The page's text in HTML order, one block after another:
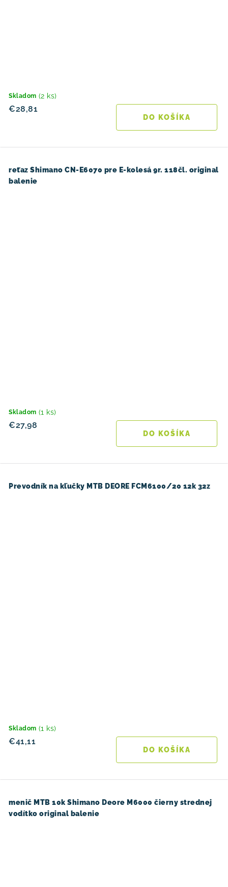
Skladom (2 ks)
€28,81
DO KOŠÍKA
reťaz Shimano CN-E6070 pre E-kolesá 9r. 118čl. original
balenie
Skladom (1 ks)
€27,98
DO KOŠÍKA
Prevodník na kľučky MTB DEORE FCM6100/20 12k 32z
Skladom (1 ks)
€41,11
DO KOŠÍKA
menič MTB 10k Shimano Deore M6000 čierny strednej
vodítko original balenie